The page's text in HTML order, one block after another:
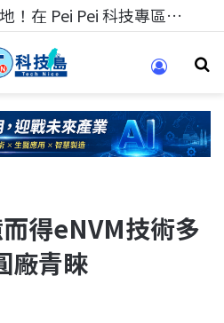
科技人的經驗傳承地！在 Pei Pei 科技專區，與學弟妹交流最硬核的技術
得eNVM技術多
廠青睞